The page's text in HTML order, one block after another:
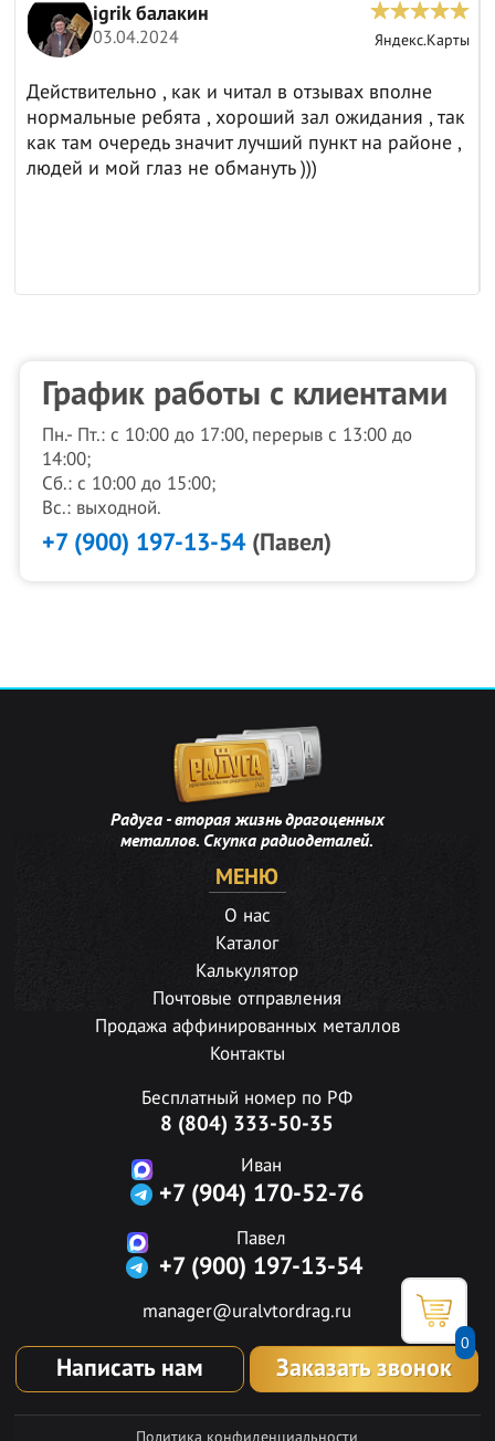
0
igrik балакин
03.04.2024 Яндекс.Карты
Действительно , как и читал в отзывах вполне
нормальные ребята , хороший зал ожидания , так
как там очередь значит лучший пункт на районе ,
людей и мой глаз не обмануть )))
График работы с клиентами
Пн.- Пт.: с 10:00 до 17:00, перерыв с 13:00 до
14:00;
Сб.: с 10:00 до 15:00;
Вс.: выходной.
+7 (900) 197-13-54(Павел)
Радуга - вторая жизнь драгоценных
металлов. Скупка радиодеталей.
МЕНЮ
О нас
Каталог
Калькулятор
Почтовые отправления
Продажа аффинированных металлов
Контакты
Бесплатный номер по РФ
8 (804) 333-50-35
Иван
+7 (904) 170-52-76
Павел
+7 (900) 197-13-54
manager@uralvtordrag.ru
Написать нам Заказать звонок
Политика конфиденциальности